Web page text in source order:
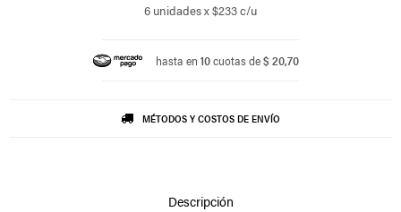
6 unidades x $233 c/u
hasta en 10cuotas de$ 20,70
MÉTODOS Y COSTOS DE ENVÍO
Descripción